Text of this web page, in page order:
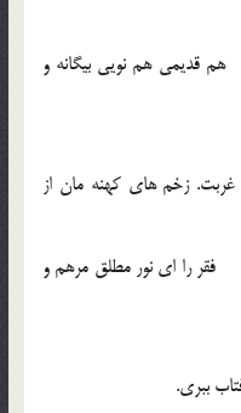
قدیمی هم نویی بیگانه و
غربت. زخم های کهنه مان از
فقر را ای نور مطلق مرهم و
ببری.